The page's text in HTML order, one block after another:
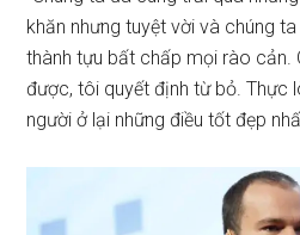
khăn nhưng tuyệt vời và chúng
thành tựu bất chấp mọi rào cản.
được, tôi quyết định từ bỏ. Thực
người ở lại những điều tốt đẹp